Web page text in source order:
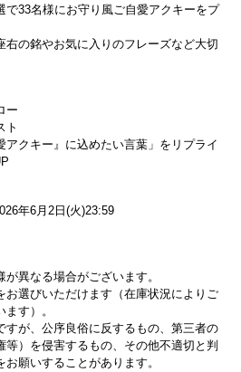
で33名様にお守り風ご自愛アクキーをプ
右の銘やお気に入りのフレーズなど大切
ー
ト
アクキー』に込めたい言葉」をリプライ
年6月2日(火)23:59
異なる場合がございます。
選びいただけます（在庫状況によりご
す）。
が、公序良俗に反するもの、第三者の
）を侵害するもの、その他不適切と判
願いすることがあります。